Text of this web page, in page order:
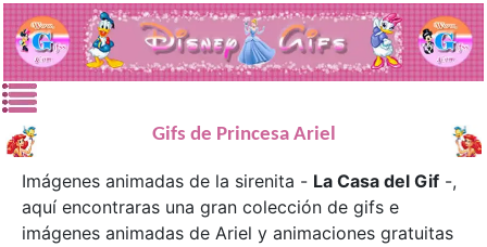
Gifs de Princesa Ariel
Imágenes animadas de la sirenita - La Casa del Gif -,
aquí encontraras una gran colección de gifs e
imágenes animadas de Ariel y animaciones gratuitas